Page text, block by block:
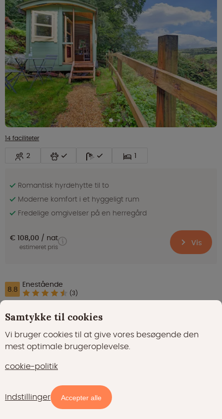
Kort
14 faciliteter
2 1
Romantisk hyrdehytte til to
Moderne komfort i et hyggeligt rum
Fredelige omgivelser på en herregård
€ 108,00 nat
estimeret pris Vis
8.8 Enestående
(3)
Exeter i Sydvest-England
Samtykke til cookies
Vi bruger cookies til at give vores besøgende den
mest optimale brugeroplevelse.
cookie-politik
Indstillinger Accepter alle